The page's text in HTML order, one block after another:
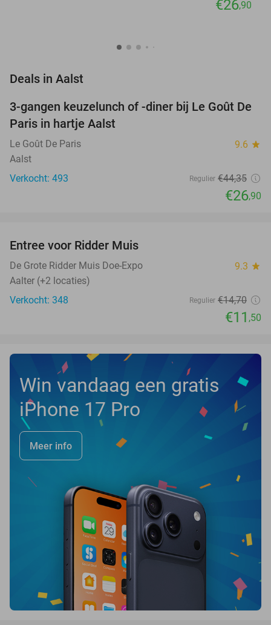
€26,90
Deals in Aalst
39%
3-gangen keuzelunch of -diner bij Le Goût De
Paris in hartje Aalst
Le Goût De Paris 9.6 star
Aalst
Verkocht: 493
Regulier €44,35
€26,90
TODAY
Entree voor Ridder Muis
De Grote Ridder Muis Doe-Expo 9.3 star
Aalter (+2 locaties)
Verkocht: 348
Regulier €14,70
€11 ,50
Win vandaag een gratis
iPhone 17 Pro
Meer info